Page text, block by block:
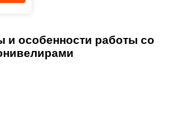
и особенности работы со